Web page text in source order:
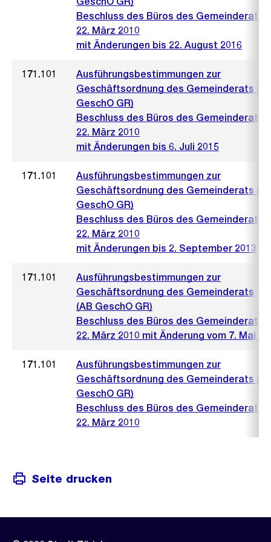
Beschluss des Büros des Gemeinderats
22. März 2010
mit Änderungen bis 22. August 2016
171.101
Ausführungsbestimmungen zur
Geschäftsordnung des Gemeinderats
GeschO GR)
Beschluss des Büros des Gemeinderats
22. März 2010
mit Änderungen bis 6. Juli 2015
171.101
Ausführungsbestimmungen zur
Geschäftsordnung des Gemeinderats
GeschO GR)
Beschluss des Büros des Gemeinderats
22. März 2010
mit Änderungen bis 2. September 2013
171.101
Ausführungsbestimmungen zur
Geschäftsordnung des Gemeinderats
(AB GeschO GR)
Beschluss des Büros des Gemeinderats
22. März 2010 mit Änderung vom 7. Mai
171.101
Ausführungsbestimmungen zur
Geschäftsordnung des Gemeinderats
GeschO GR)
Beschluss des Büros des Gemeinderats
22. März 2010
Seite drucken